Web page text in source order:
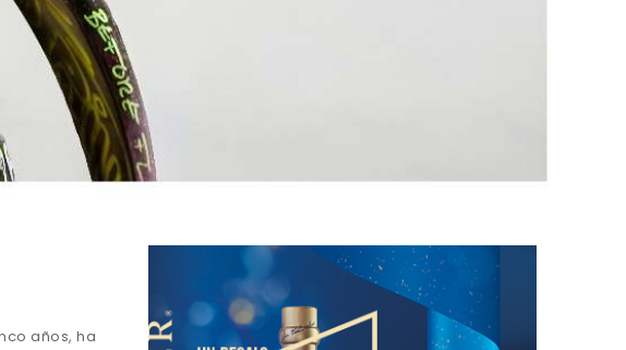
años, ha